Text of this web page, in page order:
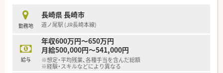
薬剤師を目指してくださる方を歓迎します。
【法人特徴について】
■大手調剤チェーンとは異なり、地域に根ざした迅速で柔軟な意
思決定とアットホームな運営が特徴の法人です。
■社長がラウンダーとして各店舗を巡回するため、現場の意見や
困りごとが経営層に届きやすい環境です。
勤務地
長崎県 長崎市
道ノ尾駅 (JR長崎本線)
給与
年収600万円～650万円
月給500,000円～541,000円
※想定・平均残業、各種手当を含んだ総額
※経験・スキルなどにより異なる